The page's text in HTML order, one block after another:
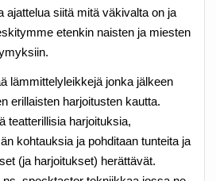
ajattelua siitä mitä väkivalta on ja
etenkin naisten ja miesten
lämmittelyleikkejä jonka jälkeen
erillaisten harjoitusten kautta.
teatterillisia harjoituksia,
kohtauksia ja pohditaan tunteita ja
(ja harjoitukset) herättävät.